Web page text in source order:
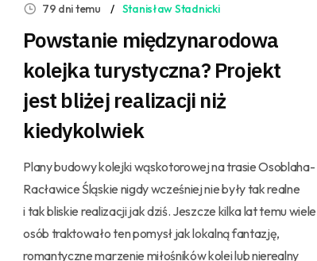
79 dni temu Stanisław Stadnicki
Powstanie międzynarodowa
kolejka turystyczna? Projekt
jest bliżej realizacji niż
kiedykolwiek
Plany budowy kolejki wąskotorowej na trasie Osoblaha-
Racławice Śląskie nigdy wcześniej nie były tak realne
i tak bliskie realizacji jak dziś. Jeszcze kilka lat temu wiele
osób traktowało ten pomysł jak lokalną fantazję,
romantyczne marzenie miłośników kolei lub nierealny